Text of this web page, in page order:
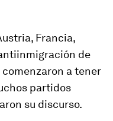
Francia,
de
comenzaron a tener
partidos
su discurso.